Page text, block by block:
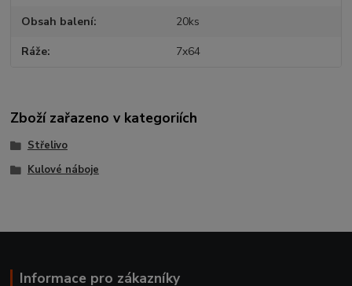
Obsah balení 20ks
Ráže 7x64
Zboží zařazeno v kategoriích
Střelivo
Kulové náboje
Informace pro zákazníky